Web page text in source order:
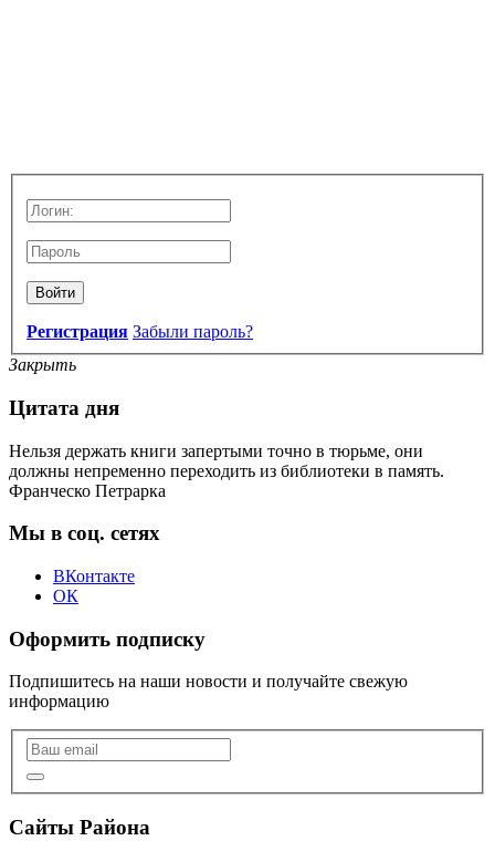
Войти
Регистрация Забыли пароль?
Закрыть
Цитата дня
Нельзя держать книги запертыми точно в тюрьме, они
должны непременно переходить из библиотеки в память.
Франческо Петрарка
Мы в соц. сетях
ВКонтакте
ОК
Оформить подписку
Подпишитесь на наши новости и получайте свежую
информацию
Сайты Района